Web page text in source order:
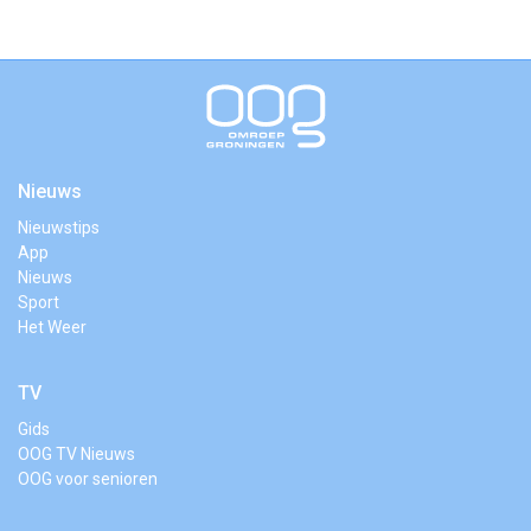
Nieuws
Nieuwstips
App
Nieuws
Sport
Het Weer
TV
Gids
OOG TV Nieuws
OOG voor senioren